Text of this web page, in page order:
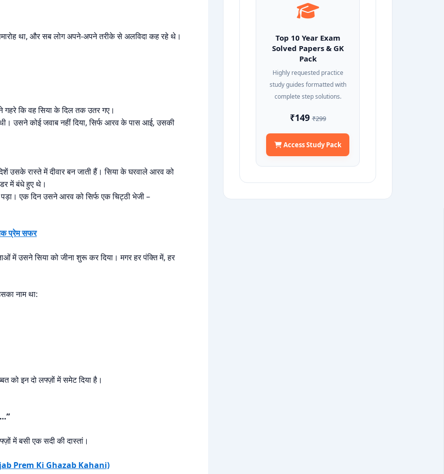
था, और सब लोग अपने-अपने तरीके से अलविदा कह रहे थे।
गहरे कि वह सिया के दिल तक उतर गए।
उसने कोई जवाब नहीं दिया, सिर्फ आरव के पास आई, उसकी
उसके रास्ते में दीवार बन जाती हैं। सिया के घरवाले आरव को
में बंधे हुए थे।
पड़ा। एक दिन उसने आरव को सिर्फ एक चिट्ठी भेजी –
प्रेम सफर
में उसने सिया को जीना शुरू कर दिया। मगर हर पंक्ति में, हर
नाम था:
को इन दो लफ्ज़ों में समेट दिया है।
में बसी एक सदी की दास्तां।
Prem Ki Ghazab Kahani)
Top 10 Year Exam
Solved Papers & GK
Pack
Highly requested practice
study guides formatted with
complete step solutions.
₹149₹299
Access Study Pack